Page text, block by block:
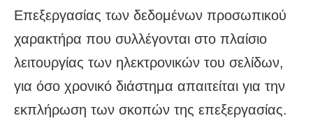
Επεξεργασίας των δεδομένων προσωπικού
χαρακτήρα που συλλέγονται στο πλαίσιο
λειτουργίας των ηλεκτρονικών του σελίδων,
για όσο χρονικό διάστημα απαιτείται για την
εκπλήρωση των σκοπών της επεξεργασίας.